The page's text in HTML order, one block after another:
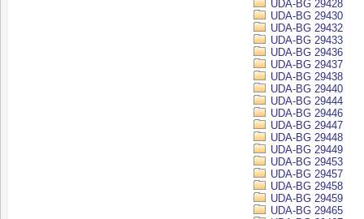
UDA-BG 29428
UDA-BG 29430
UDA-BG 29432
UDA-BG 29433
UDA-BG 29436
UDA-BG 29437
UDA-BG 29438
UDA-BG 29440
UDA-BG 29444
UDA-BG 29446
UDA-BG 29447
UDA-BG 29448
UDA-BG 29449
UDA-BG 29453
UDA-BG 29457
UDA-BG 29458
UDA-BG 29459
UDA-BG 29465